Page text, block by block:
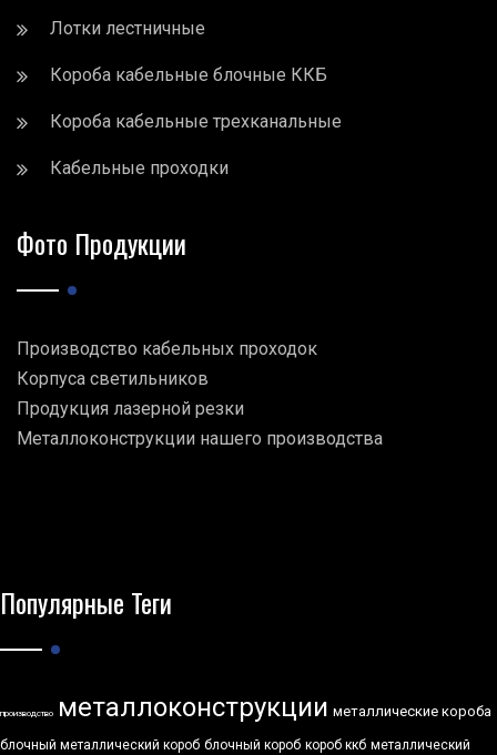
Лотки лестничные
Короба кабельные блочные ККБ
Короба кабельные трехканальные
Кабельные проходки
Фото Продукции
Производство кабельных проходок
Корпуса светильников
Продукция лазерной резки
Металлоконструкции нашего производства
Популярные Теги
производство металлоконструкции металлические короба
блочный металлический короб блочный короб короб ккб металлический